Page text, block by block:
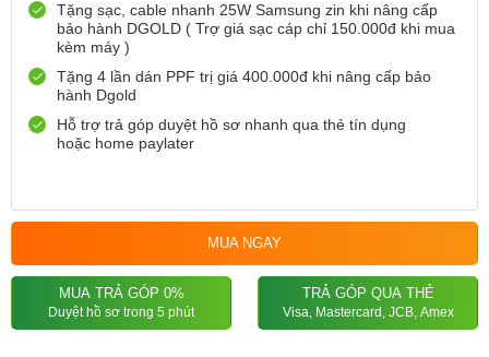
Tặng sạc, cable nhanh 25W Samsung zin khi nâng cấp
bảo hành DGOLD ( Trợ giá sạc cáp chỉ 150.000đ khi mua
kèm máy )
Tặng 4 lần dán PPF trị giá 400.000đ khi nâng cấp bảo
hành Dgold
Hỗ trợ trả góp duyệt hồ sơ nhanh qua thẻ tín dụng
hoặc home paylater
MUA NGAY
MUA TRẢ GÓP 0%
Duyệt hồ sơ trong 5 phút
TRẢ GÓP QUA THẺ
Visa, Mastercard, JCB, Amex